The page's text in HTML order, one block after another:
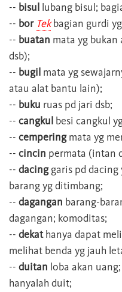
-- bisul lubang bisul;
-- bor Tekbagian gurdi
-- buatan mata yg bukan
dsb);
-- bugil mata yg
atau alat bantu lain);
-- buku ruas pd jari dsb;
-- cangkul besi cangkul
-- cemperingmata yg
-- cincin permata (intan
-- dacinggaris pd dacing
barang yg ditimbang;
-- dagangan barang-
dagangan; komoditas;
-- dekathanya dapat
melihat benda yg jauh
-- duitan loba akan
hanyalah duit;